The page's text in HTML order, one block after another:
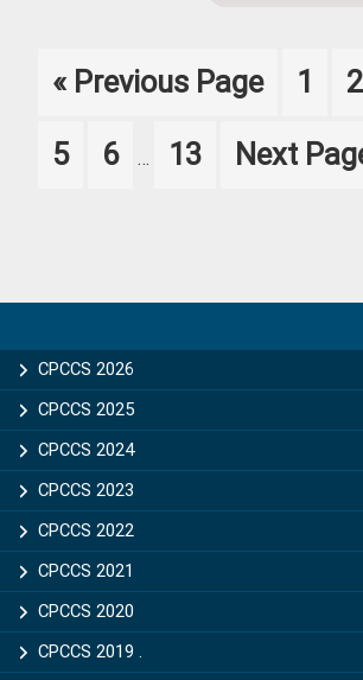
« Go
Previous Page Page
1 2
Page
5 Page
6
pages
… Page
13
Go
Next
Sidebar
CPCCS 2026
CPCCS 2025
CPCCS 2024
CPCCS 2023
CPCCS 2022
CPCCS 2021
CPCCS 2020
CPCCS 2019 .